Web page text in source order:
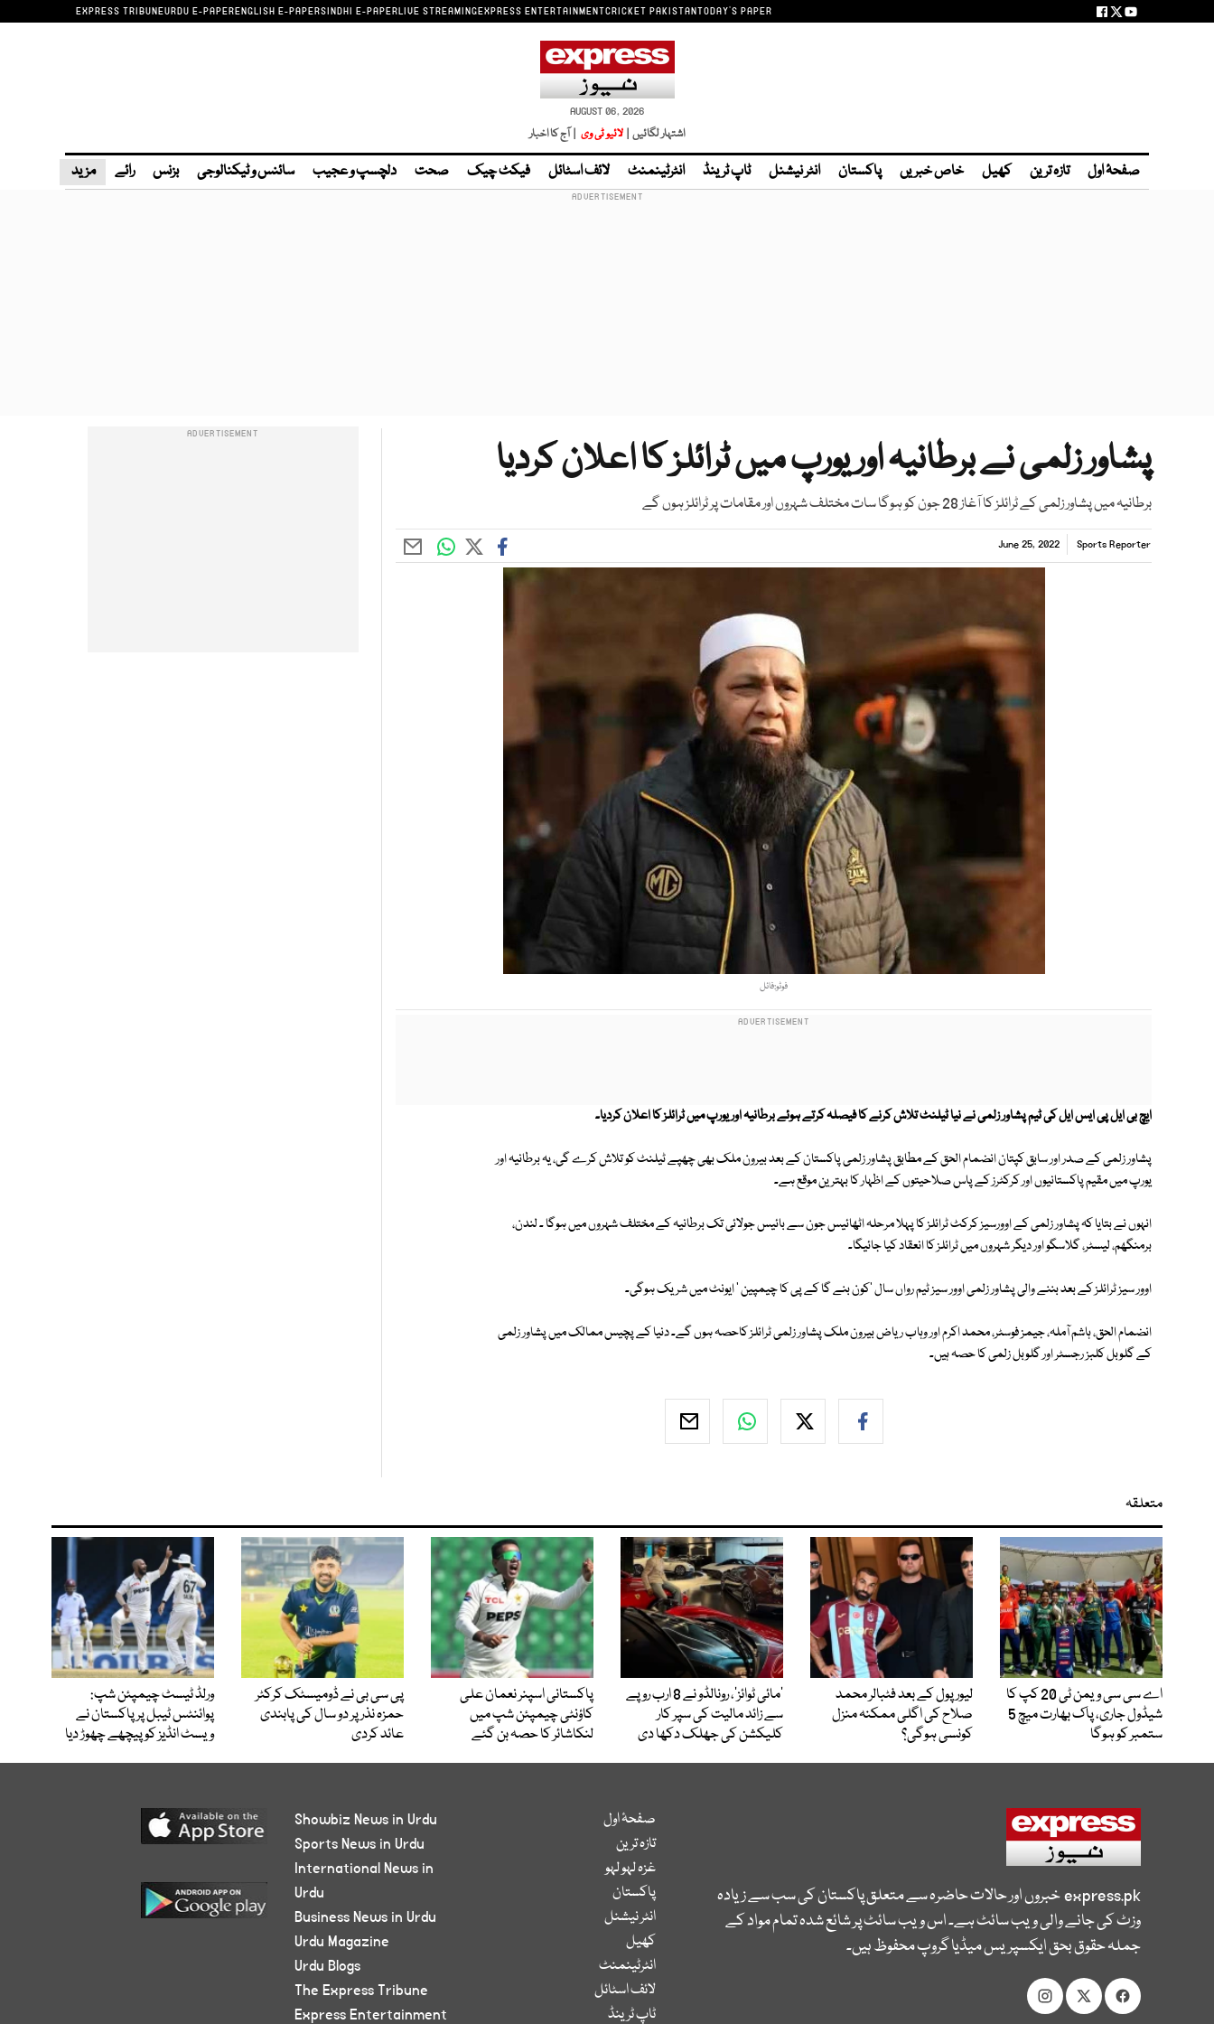
EXPRESS TRIBUNEURDU E-PAPERENGLISH E-PAPERSINDHI E-PAPERLIVE STREAMINGEXPRESS ENTERTAINMENTCRICKET PAKISTANTODAY'S PAPER
AUGUST 06, 2026
اشتہار لگائیں | لائیو ٹی وی | آج کا اخبار
صفحۂ اول تازہ ترین کھیل خاص خبریں پاکستان انٹر نیشنل ٹاپ ٹرینڈ انٹرٹینمنٹ لائف اسٹائل فیکٹ چیک صحت دلچسپ و عجیب سائنس و ٹیکنالوجی بزنس رائے مزید
پشاور زلمی نے برطانیہ اور یورپ میں ٹرائلز کا اعلان کردیا
برطانیہ میں پشاور زلمی کے ٹرائلز کا آغاز 28 جون کو ہوگا سات مختلف شہروں اور مقامات پر ٹرائلز ہوں گے
Sports Reporter
June 25, 2022
فوٹو:فائل
ایچ بی ایل پی ایس ایل کی ٹیم پشاور زلمی نے نیا ٹیلنٹ تلاش کرنے کا فیصلہ کرتے ہوئے برطانیہ اور یورپ میں ٹرائلز کا اعلان کردیا۔
پشاور زلمی کے صدر اور سابق کپتان انضمام الحق کے مطابق پشاور زلمی پاکستان کے بعد بیرون ملک بھی چھپے ٹیلنٹ کو تلاش کرے گی، یہ برطانیہ اور
یورپ میں مقیم پاکستانیوں اور کرکٹرز کے پاس صلاحیتوں کے اظہار کا بہترین موقع ہے۔
انہوں نے بتایا کہ پشاور زلمی کے اوورسیز کرکٹ ٹرائلز کا پہلا مرحلہ اٹھائیس جون سے بائیس جولائی تک برطانیہ کے مختلف شہروں میں ہوگا ۔ لندن،
برمنگھم، لیسٹر، گلاسگو اور دیگر شہروں میں ٹرائلز کا انعقاد کیا جائیگا۔
اوور سیز ٹرائلز کے بعد بننے والی پشاور زلمی اوور سیز ٹیم رواں سال 'کون بنے گا کے پی کا چیمپین ' ایونٹ میں شریک ہوگی۔
انضمام الحق، ہاشم آملہ، جیمز فوسٹر، محمد اکرم اور وہاب ریاض بیرون ملک پشاور زلمی ٹرائلز کاحصہ ہوں گے۔ دنیا کے پچیس ممالک میں پشاور زلمی
کے گلوبل کلبز رجسٹر اور گلوبل زلمی کا حصہ ہیں۔
متعلقہ
اے سی سی ویمن ٹی 20 کپ کا
شیڈول جاری، پاک بھارت میچ 5
ستمبر کو ہوگا
لیور پول کے بعد فٹبالر محمد
صلاح کی اگلی ممکنہ منزل
کونسی ہوگی؟
’مائی ٹوائز‘، رونالڈو نے 8 ارب روپے
سے زائد مالیت کی سپر کار
کلیکشن کی جھلک دکھا دی
پاکستانی اسپنر نعمان علی
کاؤنٹی چیمپئن شپ میں
لنکاشائر کا حصہ بن گئے
پی سی بی نے ڈومیسٹک کرکٹر
حمزہ نذر پر دو سال کی پابندی
عائد کردی
ورلڈ ٹیسٹ چیمپئن شپ:
پوائنٹس ٹیبل پر پاکستان نے
ویسٹ انڈیز کو پیچھے چھوڑ دیا
express.pkخبروں اور حالات حاضرہ سے متعلق پاکستان کی سب سے زیادہ
وزٹ کی جانے والی ویب سائٹ ہے۔ اس ویب سائٹ پر شائع شدہ تمام مواد کے
جملہ حقوق بحق ایکسپریس میڈیا گروپ محفوظ ہیں۔
صفحۂ اول
تازہ ترین
غزہ لہو لہو
پاکستان
انٹر نیشنل
کھیل
انٹرٹینمنٹ
لائف اسٹائل
ٹاپ ٹرینڈ
Showbiz News in Urdu
Sports News in Urdu
International News in
Urdu
Business News in Urdu
Urdu Magazine
Urdu Blogs
The Express Tribune
Express Entertainment